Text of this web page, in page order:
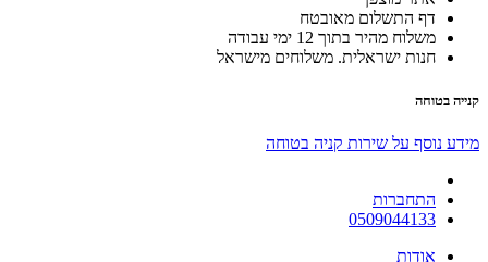
דף התשלום מאובטח
משלוח מהיר בתוך 12 ימי עבודה
חנות ישראלית. משלוחים מישראל
קנייה בטוחה
מידע נוסף על שירות קניה בטוחה
התחברות
0509044133
אודות